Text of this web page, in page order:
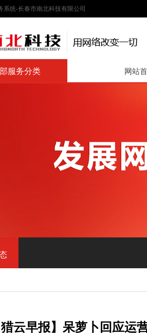
系统-长春市南北科技有限公司
服务分类 网站
猎云早报】呆萝卜回应运